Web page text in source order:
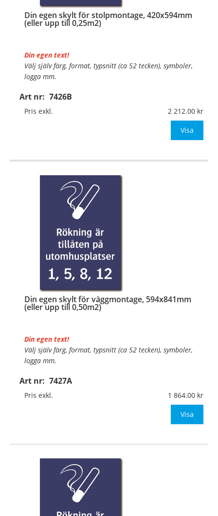
Din egen skylt för stolpmontage, 420x594mm
(eller upp till 0,25m2)
Art nr: 7426B
Din egen text!
Välj själv färg, format, typsnitt (ca 52 tecken), symboler,
logga mm.
Material:Kantvikt aluminium, 2mm (stolpmontage)
Mått:420x594mm (eller annat mått upp till 0,25m²)
Pris exkl. 2 212.00
Visa
Din egen skylt för väggmontage, 594x841mm
(eller upp till 0,50m2)
Art nr: 7427A
Din egen text!
Välj själv färg, format, typsnitt (ca 52 tecken), symboler,
logga mm.
Material:Plan aluminium, 0,7mm (väggmontage)
Mått:594x841mm (eller annat mått upp till 0,50m²)
Pris exkl. 1 864.00
Visa